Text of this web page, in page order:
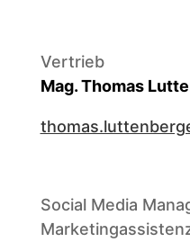
Vertrieb
Mag. Thomas
Social Media